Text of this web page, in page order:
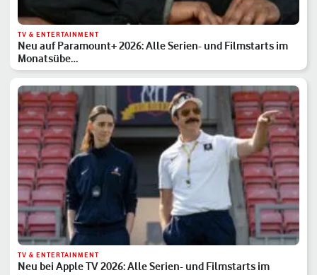
TV & ENTERTAINMENT
Neu auf Paramount+ 2026: Alle Serien- und Filmstarts im
Monatsübe…
TV & ENTERTAINMENT
Neu bei Apple TV 2026: Alle Serien- und Filmstarts im